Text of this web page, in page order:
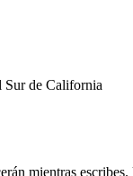
Sur de California
mientras